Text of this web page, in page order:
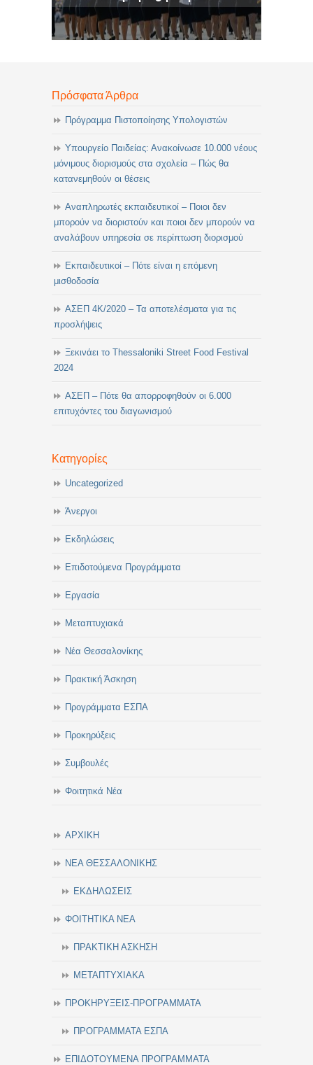
Πρόσφατα Άρθρα
Πρόγραμμα Πιστοποίησης Υπολογιστών
Υπουργείο Παιδείας: Ανακοίνωσε 10.000 νέους
μόνιμους διορισμούς στα σχολεία – Πώς θα
κατανεμηθούν οι θέσεις
Αναπληρωτές εκπαιδευτικοί – Ποιοι δεν
μπορούν να διοριστούν και ποιοι δεν μπορούν να
αναλάβουν υπηρεσία σε περίπτωση διορισμού
Εκπαιδευτικοί – Πότε είναι η επόμενη
μισθοδοσία
ΑΣΕΠ 4Κ/2020 – Τα αποτελέσματα για τις
προσλήψεις
Ξεκινάει το Thessaloniki Street Food Festival
2024
ΑΣΕΠ – Πότε θα απορροφηθούν οι 6.000
επιτυχόντες του διαγωνισμού
Κατηγορίες
Uncategorized
Άνεργοι
Εκδηλώσεις
Επιδοτούμενα Προγράμματα
Εργασία
Μεταπτυχιακά
Νέα Θεσσαλονίκης
Πρακτική Άσκηση
Προγράμματα ΕΣΠΑ
Προκηρύξεις
Συμβουλές
Φοιτητικά Νέα
ΑΡΧΙΚΗ
ΝΕΑ ΘΕΣΣΑΛΟΝΙΚΗΣ
ΕΚΔΗΛΩΣΕΙΣ
ΦΟΙΤΗΤΙΚΑ ΝΕΑ
ΠΡΑΚΤΙΚΗ ΑΣΚΗΣΗ
ΜΕΤΑΠΤΥΧΙΑΚΑ
ΠΡΟΚΗΡΥΞΕΙΣ-ΠΡΟΓΡΑΜΜΑΤΑ
ΠΡΟΓΡΑΜΜΑΤΑ ΕΣΠΑ
ΕΠΙΔΟΤΟΥΜΕΝΑ ΠΡΟΓΡΑΜΜΑΤΑ